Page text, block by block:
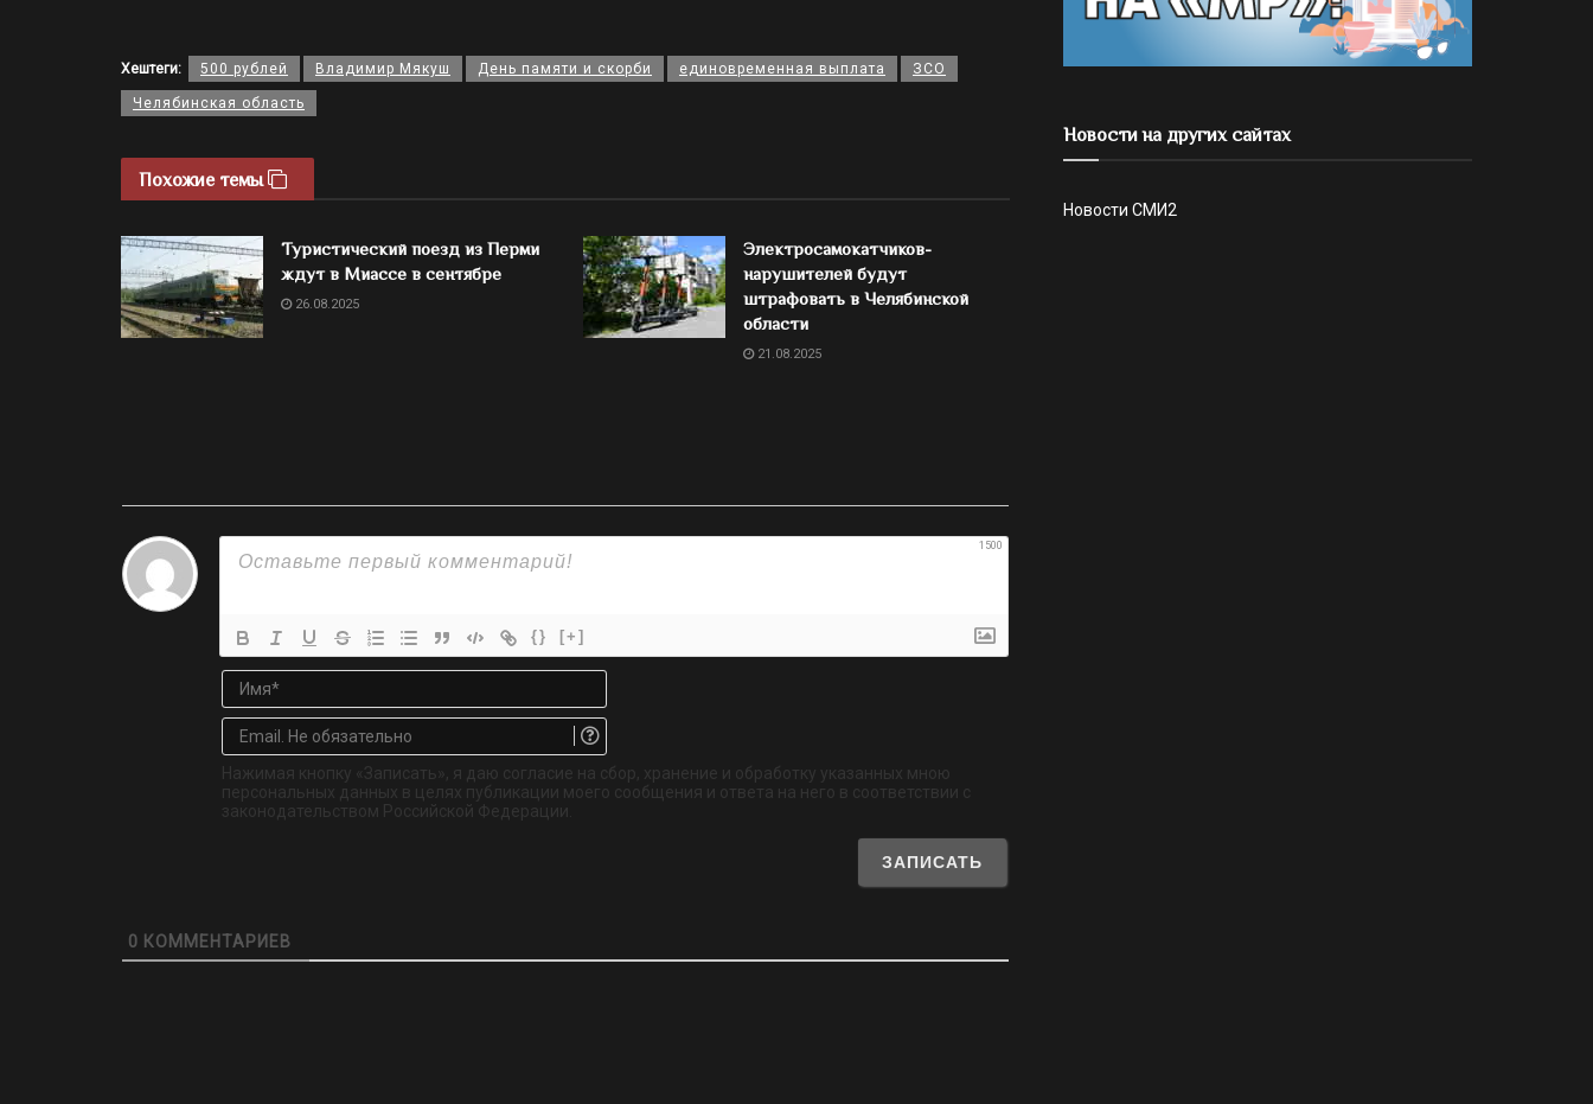
Хештеги: 500 рублей Владимир Мякуш День памяти и скорби единовременная выплата ЗСО
Челябинская область
Похожие темы
Туристический поезд из Перми
ждут в Миассе в сентябре
26.08.2025
Электросамокатчиков-
нарушителей будут
штрафовать в Челябинской
области
21.08.2025
1500
{} [+]
Имя*
Email.
обязательно
Нажимая кнопку «Записать», я даю согласие на сбор, хранение и обработку указанных мною
персональных данных в целях публикации моего сообщения и ответа на него в соответствии с
законодательством Российской Федерации.
0 КОММЕНТАРИЕВ
Новости на других сайтах
Новости СМИ2